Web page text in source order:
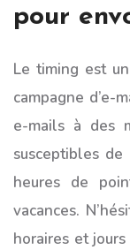
pour
Le timing est
campagne d’e-
e-mails à des
susceptibles
heures de
vacances.
horaires et